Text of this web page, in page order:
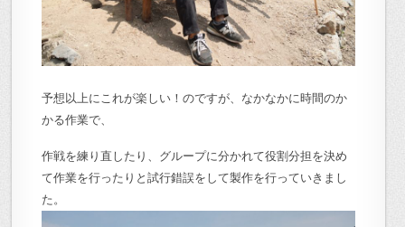
予想以上にこれが楽しい！のですが、なかなかに時間のか
かる作業で、
作戦を練り直したり、グループに分かれて役割分担を決め
て作業を行ったりと試行錯誤をして製作を行っていきまし
た。